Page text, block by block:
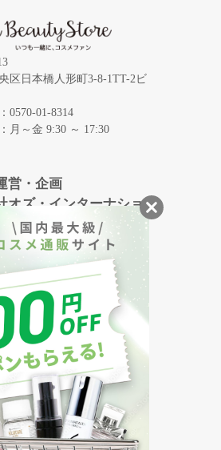
区日本橋人形町3-8-1TT-2ビ
0570-01-8314
月～金 9:30 ～ 17:30
営・企画
オズ・インターナショ
、英国伝統の最高級猪毛ハン
アブラシ
アソン